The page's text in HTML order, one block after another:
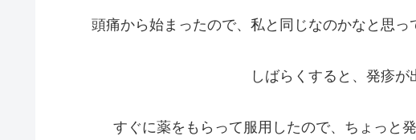
頭痛から始まったので、私と同じなのかなと思
しばらくすると、発疹が
すぐに薬をもらって服用したので、ちょっと